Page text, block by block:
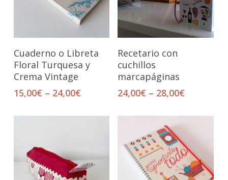
Seleccionar Opciones
Cuaderno o Libreta
Floral Turquesa y
Crema Vintage
15,00€ – 24,00€
Seleccionar Opciones
Recetario con
cuchillos
marcapáginas
24,00€ – 28,00€